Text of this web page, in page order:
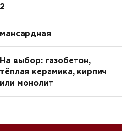
2
мансардная
На выбор: газобетон,
тёплая керамика, кирпич
или монолит